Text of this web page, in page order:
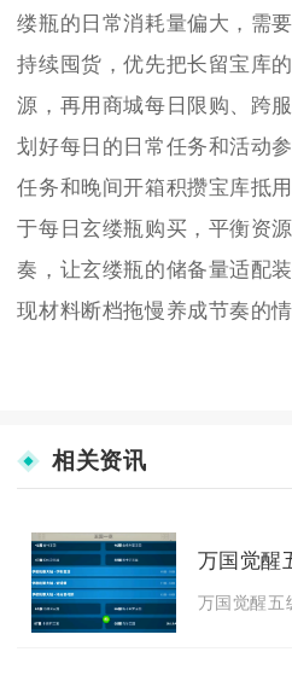
缕瓶的日常消耗量偏大，需
持续囤货，优先把长留宝库
源，再用商城每日限购、跨
划好每日的日常任务和活动
任务和晚间开箱积攒宝库抵
于每日玄缕瓶购买，平衡资
奏，让玄缕瓶的储备量适配
现材料断档拖慢养成节奏的情
相关资讯
万国觉醒五